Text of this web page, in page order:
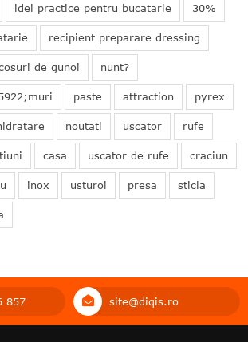
idei practice pentru bucatarie 30%
recipient preparare dressing
de gunoi nunt?
paste attraction pyrex
noutati uscator rufe
casa uscator de rufe craciun
inox usturoi presa sticla
857 site@diqis.ro